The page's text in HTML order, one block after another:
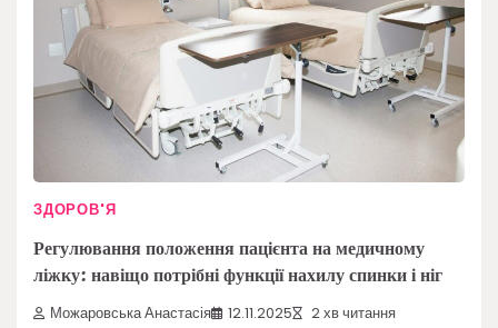
ЗДОРОВ'Я
Регулювання положення пацієнта на медичному
ліжку: навіщо потрібні функції нахилу спинки і ніг
Можаровська Анастасія 12.11.2025 2 хв читання